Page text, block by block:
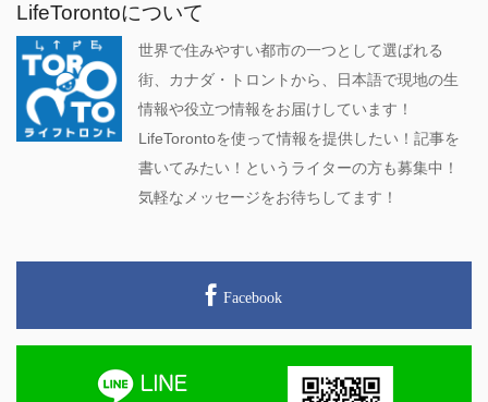
LifeTorontoについて
世界で住みやすい都市の一つとして選ばれる
街、カナダ・トロントから、日本語で現地の生
情報や役立つ情報をお届けしています！
LifeTorontoを使って情報を提供したい！記事を
書いてみたい！というライターの方も募集中！
気軽なメッセージをお待ちしてます！
Facebook